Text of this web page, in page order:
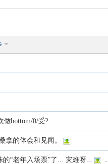
做bottom/0/受?
拿的体会和见闻。
“老年入场票”了... 灾难呀...